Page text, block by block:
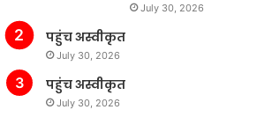
July 30, 2026
पहुंच अस्वीकृत
July 30, 2026
पहुंच अस्वीकृत
July 30, 2026